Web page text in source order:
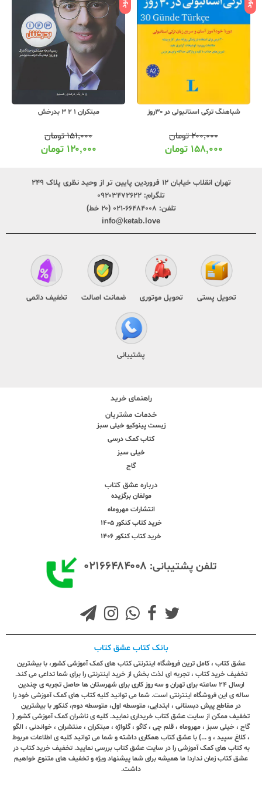
شباهنگ ترکی استانبولی در 30روز
۲۰۰,۰۰۰تومان
۱۵۸,۰۰۰ تومان
مبتکران 1 2 3 بدرخش
۱۵۱,۰۰۰تومان
۱۲۰,۰۰۰ تومان
تهران انقلاب خیابان ۱۲ فروردین پایین تر از وحید نظری پلاک ۲۴۹
تلگرام: ۰۹۲۰۳۴۷۲۶۲۲
تلفن: ۶۶۴۸۴۰۰۸-۰۲۱ (۲۰ خط)
info@ketab.love
تحویل پستی تحویل موتوری ضمانت اصالت تخفیف دائمی
پشتیبانی
راهنمای خرید
خدمات مشتریان
زیست پینوکیو خیلی سبز
کتاب کمک درسی
خیلی سبز
گاج
درباره عشق کتاب
مولفان برگزیده
انتشارات مهروماه
خرید کتاب کنکور 1405
خرید کتاب کنکور 1406
تلفن پشتیبانی: ۰۲۱۶۶۴۸۴۰۰۸
بانک کتاب عشق کتاب
عشق کتاب ، کامل ترین فروشگاه اینترنتی کتاب های کمک آموزشی کشور، با بیشترین
تخفیف خرید کتاب ، تجربه ای لذت بخش از خرید اینترنتی را برای شما تداعی می کند.
ارسال ٢٤ ساعته برای تهران و سه روز کاری برای شهرستان ها حاصل تجربه ی چندین
ساله ی این فروشگاه اینترنتی است. شما می توانید کلیه کتاب های کمک آموزشی خود را
در مقاطع پیش دبستانی ، ابتدایی، متوسطه اول، متوسطه دوم، کنکور با بیشترین
تخفیف ممکن از سایت عشق کتاب خریداری نمایید. کلیه ی ناشران کمک آموزشی کشور (
گاج ، خیلی سبز ، مهروماه ، قلم چی ، کاگو ، گلواژه ، مبتکران ، منتشران ، خواندنی ، الگو
، کلاغ سپید ، و ...) با عشق کتاب همکاری داشته و شما می توانید کلیه ی اطلاعات مربوط
به کتاب های کمک آموزشی را در سایت عشق کتاب بررسی نمایید. تخفیف خرید کتاب در
عشق کتاب زمان ندارد! ما همیشه برای شما پیشنهاد ویژه و تخفیف های متنوع خواهیم
داشت.